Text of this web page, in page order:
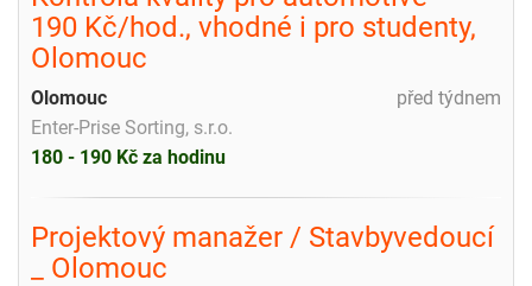
190 Kč/hod., vhodné i pro studenty,
Olomouc
před týdnem
Olomouc
Enter-Prise Sorting, s.r.o.
180 - 190 Kč za hodinu
Projektový manažer / Stavbyvedoucí
_ Olomouc